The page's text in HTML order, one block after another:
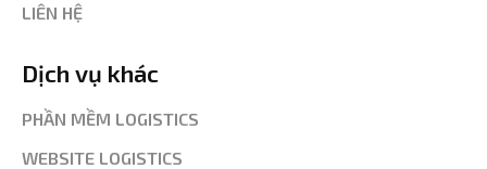
LIÊN HỆ
Dịch vụ khác
PHẦN MỀM LOGISTICS
WEBSITE LOGISTICS